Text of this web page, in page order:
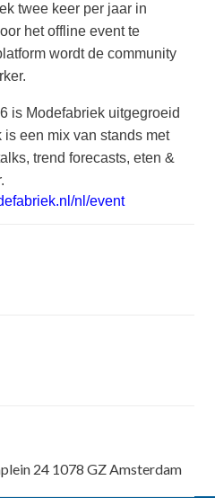
twee keer per jaar in
het offline event te
wordt de community
is Modefabriek uitgegroeid
een mix van stands met
trend forecasts, eten &
nl/event
24 1078 GZ Amsterdam